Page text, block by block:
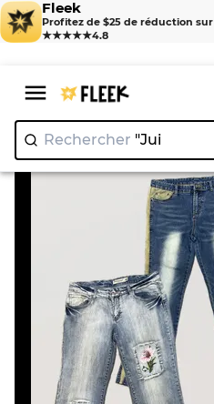
Fleek
Profitez de $25 de réduction
★★★★★4.8
Rechercher "Juicy Co
Home > Jeans > Jean